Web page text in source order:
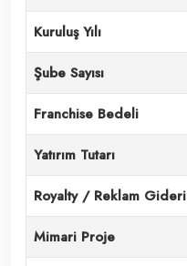
Kuruluş Yılı
Şube Sayısı
Franchise Bedeli
Yatırım Tutarı
Royalty / Reklam Gideri
Mimari Proje